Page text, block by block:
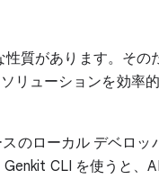
質があります。その
リューションを効率
のローカル デベロッ
CLI を使うと、